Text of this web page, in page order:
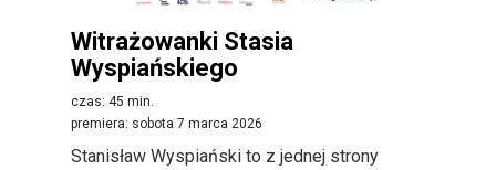
Witrażowanki Stasia
Wyspiańskiego
czas: 45 min.
premiera: sobota 7 marca 2026
Stanisław Wyspiański to z jednej strony